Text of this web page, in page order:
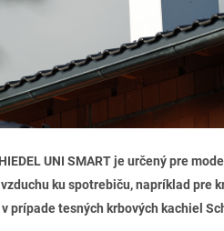
UNI SMART je určený pre
ku spotrebiču, napríklad pre
prípade tesných krbových kachiel